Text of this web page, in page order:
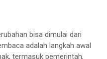
bisa dimulai dari
adalah langkah awal
termasuk pemerintah,